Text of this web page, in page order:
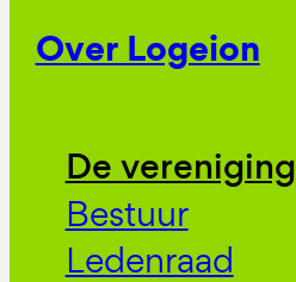
Over Logeion
De vereniging
Bestuur
Ledenraad